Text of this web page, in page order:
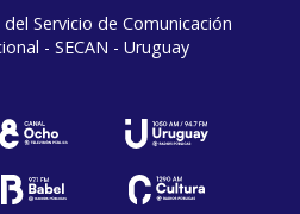
Servicio de Comunicación
- SECAN - Uruguay